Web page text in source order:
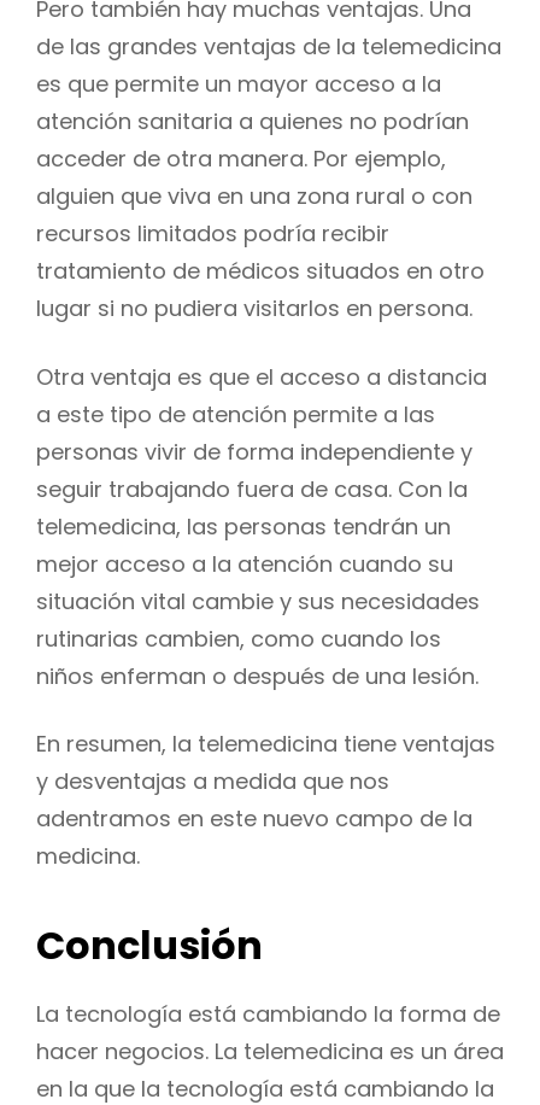
Pero también hay muchas ventajas. Una
de las grandes ventajas de la telemedicina
es que permite un mayor acceso a la
atención sanitaria a quienes no podrían
acceder de otra manera. Por ejemplo,
alguien que viva en una zona rural o con
recursos limitados podría recibir
tratamiento de médicos situados en otro
lugar si no pudiera visitarlos en persona.
Otra ventaja es que el acceso a distancia
a este tipo de atención permite a las
personas vivir de forma independiente y
seguir trabajando fuera de casa. Con la
telemedicina, las personas tendrán un
mejor acceso a la atención cuando su
situación vital cambie y sus necesidades
rutinarias cambien, como cuando los
niños enferman o después de una lesión.
En resumen, la telemedicina tiene ventajas
y desventajas a medida que nos
adentramos en este nuevo campo de la
medicina.
Conclusión
La tecnología está cambiando la forma de
hacer negocios. La telemedicina es un área
en la que la tecnología está cambiando la